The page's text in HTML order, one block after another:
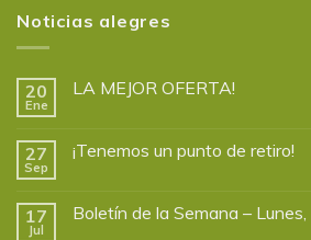
Noticias alegres
20
Ene
LA MEJOR OFERTA!
27
Sep
¡Tenemos un punto de retiro!
17
Jul
Boletín de la Semana – Lunes,